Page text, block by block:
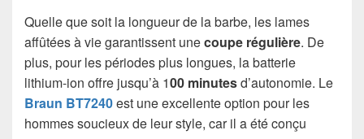
Quelle que soit la longueur de la barbe, les lames
affûtées à vie garantissent unecoupe régulière. De
plus, pour les périodes plus longues, la batterie
lithium-ion offre jusqu’à 100 minutesd’autonomie. Le
Braun BT7240est une excellente option pour les
hommes soucieux de leur style, car il a été conçu